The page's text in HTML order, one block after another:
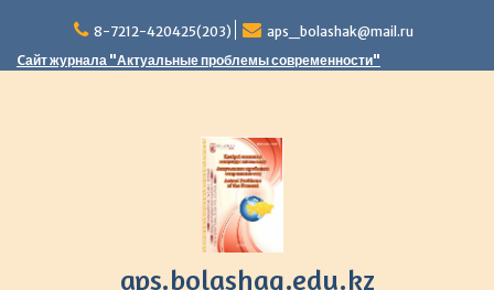
8-7212-420425(203)
aps_bolashak@mail.ru
Cайт журнала "Актуальные проблемы современности"
aps.bolashaq.edu.kz